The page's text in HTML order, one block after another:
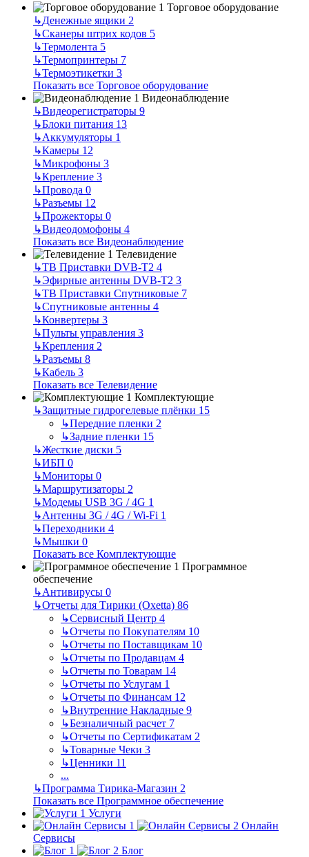
Торговое оборудование
↳Денежные ящики 2
↳Сканеры штрих кодов 5
↳Термолента 5
↳Термопринтеры 7
↳Термоэтикетки 3
Показать все Торговое оборудование
Видеонаблюдение
↳Видеорегистраторы 9
↳Блоки питания 13
↳Аккумуляторы 1
↳Камеры 12
↳Микрофоны 3
↳Крепление 3
↳Провода 0
↳Разъемы 12
↳Прожекторы 0
↳Видеодомофоны 4
Показать все Видеонаблюдение
Телевидение
↳ТВ Приставки DVB-T2 4
↳Эфирные антенны DVB-T2 3
↳ТВ Приставки Спутниковые 7
↳Спутниковые антенны 4
↳Конвертеры 3
↳Пульты управления 3
↳Крепления 2
↳Разъемы 8
↳Кабель 3
Показать все Телевидение
Комплектующие
↳Защитные гидрогелевые плёнки 15
↳Передние пленки 2
↳Задние пленки 15
↳Жесткие диски 5
↳ИБП 0
↳Мониторы 0
↳Маршрутизаторы 2
↳Модемы USB 3G / 4G 1
↳Антенны 3G / 4G / Wi-Fi 1
↳Переходники 4
↳Мышки 0
Показать все Комплектующие
Программное
обеспечение
↳Антивирусы 0
↳Отчеты для Тирики (Oxetta) 86
↳Сервисный Центр 4
↳Отчеты по Покупателям 10
↳Отчеты по Поставщикам 10
↳Отчеты по Продавцам 4
↳Отчеты по Товарам 14
↳Отчеты по Услугам 1
↳Отчеты по Финансам 12
↳Внутренние Накладные 9
↳Безналичный расчет 7
↳Отчеты по Сертификатам 2
↳Товарные Чеки 3
↳Ценники 11
...
↳Программа Тирика-Магазин 2
Показать все Программное обеспечение
Услуги
Онлайн
Сервисы
Блог